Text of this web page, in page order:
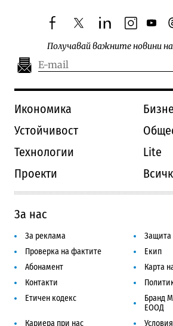
facebooktwitterlinkedininstagram
Получавай важните новини
Икономика
Устойчивост
Технологии
Lite
Проекти
За нас
За реклама
Защита
Проверка на фактите
Екип
Абонамент
Карта
Контакти
Етичен кодекс
Бранд
ЕООД
Кариера при нас